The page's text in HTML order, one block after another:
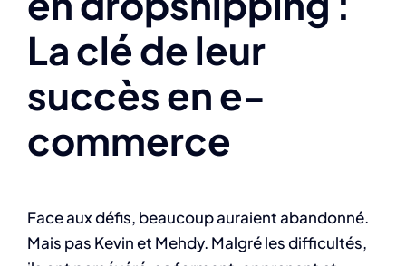
La clé de leur
succès en e-
commerce
Face aux défis, beaucoup auraient abandonné.
Mais pas Kevin et Mehdy. Malgré les difficultés,